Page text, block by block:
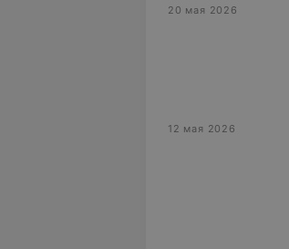
20 мая 2026
12 мая 2026